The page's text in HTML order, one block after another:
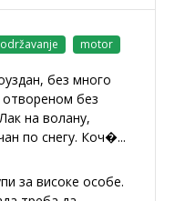
održavanje motor
без много
без
на волану,
по снегу. Коч�...
за високе особе.